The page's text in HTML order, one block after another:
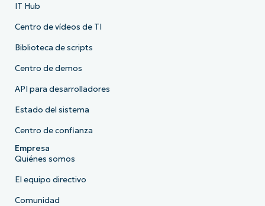
IT Hub
Centro de vídeos de TI
Biblioteca de scripts
Centro de demos
API para desarrolladores
Estado del sistema
Centro de confianza
Empresa
Quiénes somos
El equipo directivo
Comunidad